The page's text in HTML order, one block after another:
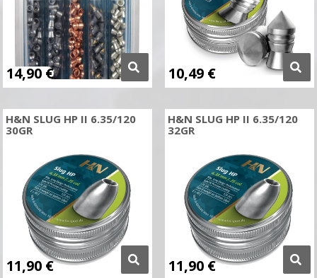
14,90 € 10,49 €
H&N SLUG HP II 6.35/120
30GR
11,90 €
H&N SLUG HP II 6.35/120
32GR
11,90 €